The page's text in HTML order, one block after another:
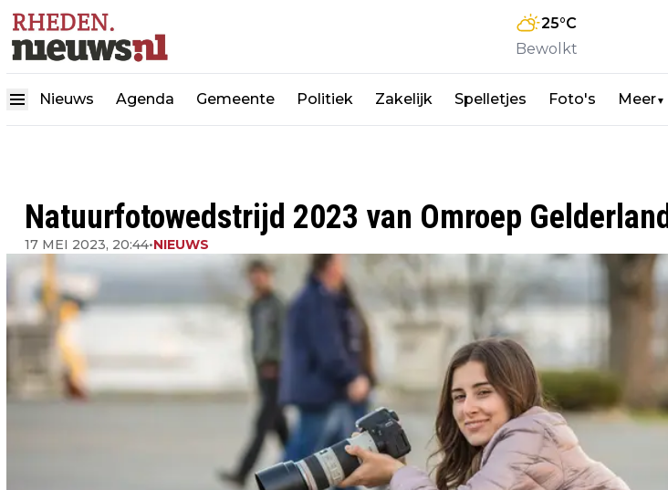
25°C
Bewolkt
Nieuws Agenda Gemeente Politiek Zakelijk Spelletjes Foto's Meer▼
Natuurfotowedstrijd 2023 van Omroep Gelderland
17 MEI 2023, 20:44•NIEUWS